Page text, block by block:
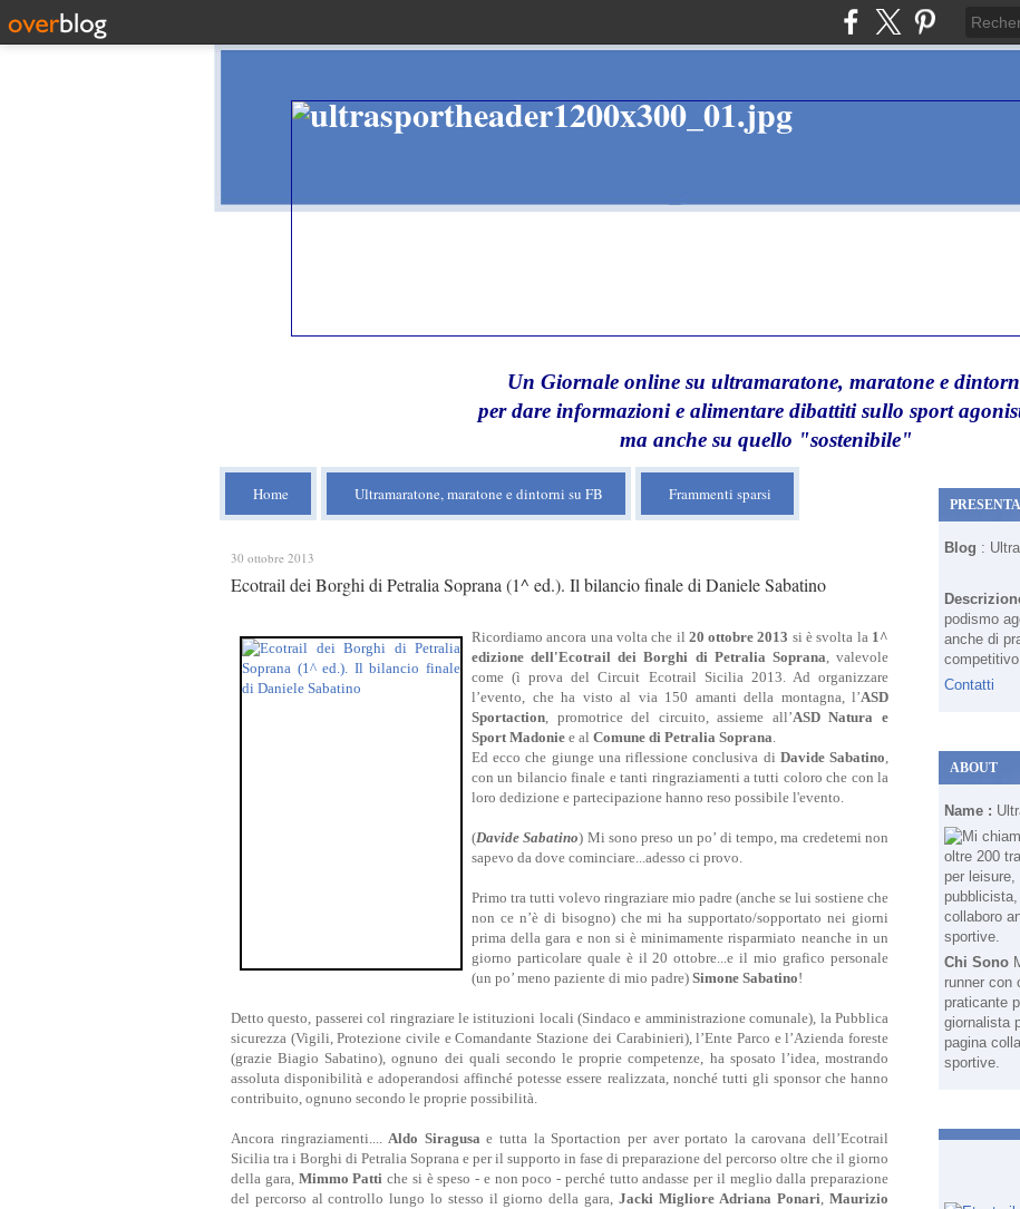
Un Giornale online su ultramaratone, maratone e
per dare informazioni e alimentare dibattiti sullo sport
ma anche su quello "sostenibile"
Home Ultramaratone, maratone e dintorni su FB Frammenti sparsi
30 ottobre 2013
Ecotrail dei Borghi di Petralia Soprana (1^ ed.). Il bilancio finale di Daniele Sabatino
Ricordiamo ancora una volta che il 20 ottobre 2013 si è svolta la 1^
edizione dell'Ecotrail dei Borghi di Petralia Soprana, valevole
come (ì prova del Circuit Ecotrail Sicilia 2013. Ad organizzare
l’evento, che ha visto al via 150 amanti della montagna, l’ASD
Sportaction, promotrice del circuito, assieme all’ASD Natura e
Sport Madonie e al Comune di Petralia Soprana.
Ed ecco che giunge una riflessione conclusiva di Davide Sabatino,
con un bilancio finale e tanti ringraziamenti a tutti coloro che con la
loro dedizione e partecipazione hanno reso possibile l'evento.
(Davide Sabatino) Mi sono preso un po’ di tempo, ma credetemi non
sapevo da dove cominciare...adesso ci provo.
Primo tra tutti volevo ringraziare mio padre (anche se lui sostiene che
non ce n’è di bisogno) che mi ha supportato/sopportato nei giorni
prima della gara e non si è minimamente risparmiato neanche in un
giorno particolare quale è il 20 ottobre...e il mio grafico personale
(un po’ meno paziente di mio padre) Simone Sabatino!
Detto questo, passerei col ringraziare le istituzioni locali (Sindaco e amministrazione comunale), la Pubblica
sicurezza (Vigili, Protezione civile e Comandante Stazione dei Carabinieri), l’Ente Parco e l’Azienda foreste
(grazie Biagio Sabatino), ognuno dei quali secondo le proprie competenze, ha sposato l’idea, mostrando
assoluta disponibilità e adoperandosi affinché potesse essere realizzata, nonché tutti gli sponsor che hanno
contribuito, ognuno secondo le proprie possibilità.
Ancora ringraziamenti....Aldo Siragusa e tutta la Sportaction per aver portato la carovana dell’Ecotrail
Sicilia tra i Borghi di Petralia Soprana e per il supporto in fase di preparazione del percorso oltre che il giorno
della gara, Mimmo Patti che si è speso - e non poco - perché tutto andasse per il meglio dalla preparazione
del percorso al controllo lungo lo stesso il giorno della gara, Jacki Migliore Adriana Ponari,Maurizio
Blog :
podismo
anche di
competitivo
Contatti
ABOUT
Name :
Chi Sono
runner con
praticante
giornalista
pagina
sportive.